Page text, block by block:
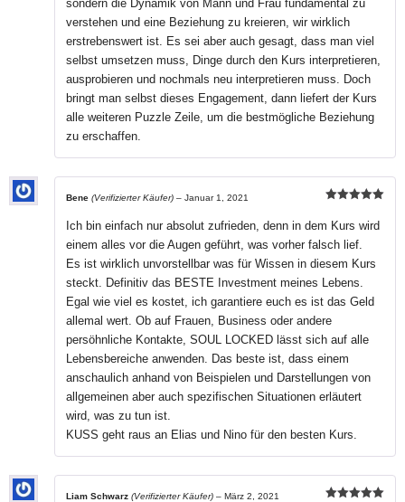
sondern die Dynamik von Mann und Frau fundamental zu
verstehen und eine Beziehung zu kreieren, wir wirklich
erstrebenswert ist. Es sei aber auch gesagt, dass man viel
selbst umsetzen muss, Dinge durch den Kurs interpretieren,
ausprobieren und nochmals neu interpretieren muss. Doch
bringt man selbst dieses Engagement, dann liefert der Kurs
alle weiteren Puzzle Zeile, um die bestmögliche Beziehung
zu erschaffen.
von 5
Bene (Verifizierter Käufer) – Januar 1, 2021
Ich bin einfach nur absolut zufrieden, denn in dem Kurs wird
einem alles vor die Augen geführt, was vorher falsch lief.
Es ist wirklich unvorstellbar was für Wissen in diesem Kurs
steckt. Definitiv das BESTE Investment meines Lebens.
Egal wie viel es kostet, ich garantiere euch es ist das Geld
allemal wert. Ob auf Frauen, Business oder andere
persöhnliche Kontakte, SOUL LOCKED lässt sich auf alle
Lebensbereiche anwenden. Das beste ist, dass einem
anschaulich anhand von Beispielen und Darstellungen von
allgemeinen aber auch spezifischen Situationen erläutert
wird, was zu tun ist.
KUSS geht raus an Elias und Nino für den besten Kurs.
Liam Schwarz (Verifizierter Käufer) – März 2, 2021